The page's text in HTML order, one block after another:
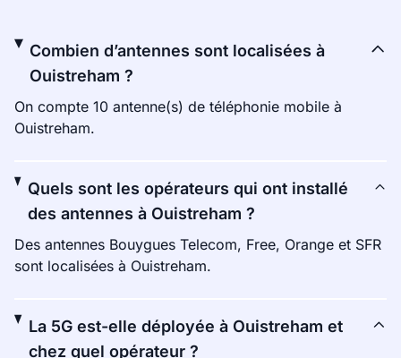
Combien d’antennes sont localisées à
Ouistreham ?
On compte 10 antenne(s) de téléphonie mobile à
Ouistreham.
Quels sont les opérateurs qui ont installé
des antennes à Ouistreham ?
Des antennes Bouygues Telecom, Free, Orange et SFR
sont localisées à Ouistreham.
La 5G est-elle déployée à Ouistreham et
chez quel opérateur ?